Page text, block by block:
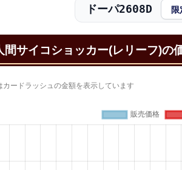
ドーパ2608D
間サイコショッカー(レリーフ)の
ードラッシュの金額を表示しています